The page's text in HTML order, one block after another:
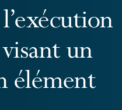
un
élément